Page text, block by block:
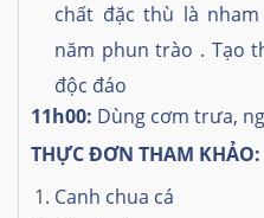
chất đặc thù là
năm phun trào . Tạo
độc đáo
11h00: Dùng cơm trưa,
THỰC ĐƠN THAM KHẢO:
Canh chua cá